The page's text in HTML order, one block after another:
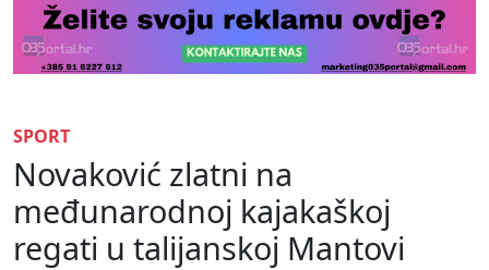
SPORT
Novaković zlatni na
međunarodnoj kajakaškoj
regati u talijanskoj Mantovi